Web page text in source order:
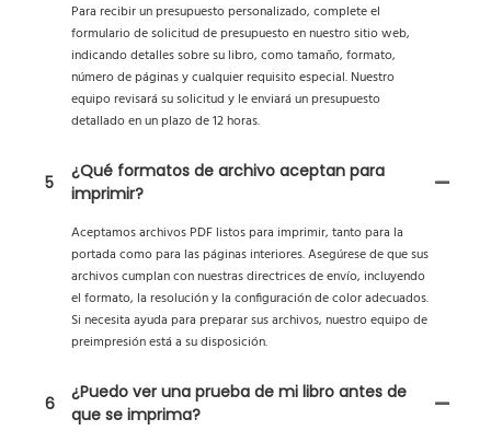
Para recibir un presupuesto personalizado, complete el
formulario de solicitud de presupuesto en nuestro sitio web,
indicando detalles sobre su libro, como tamaño, formato,
número de páginas y cualquier requisito especial. Nuestro
equipo revisará su solicitud y le enviará un presupuesto
detallado en un plazo de 12 horas.
5
¿Qué formatos de archivo aceptan para
imprimir?
Aceptamos archivos PDF listos para imprimir, tanto para la
portada como para las páginas interiores. Asegúrese de que sus
archivos cumplan con nuestras directrices de envío, incluyendo
el formato, la resolución y la configuración de color adecuados.
Si necesita ayuda para preparar sus archivos, nuestro equipo de
preimpresión está a su disposición.
6
¿Puedo ver una prueba de mi libro antes de
que se imprima?